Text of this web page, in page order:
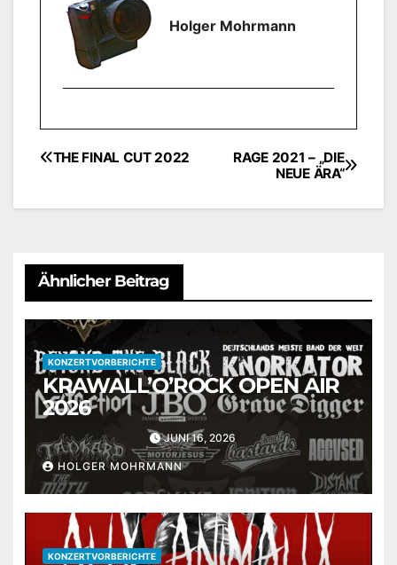
Holger Mohrmann
Beitragsnavigation
RAGE 2021 – „DIE
NEUE ÄRA“
THE FINAL CUT 2022
Ähnlicher Beitrag
KONZERTVORBERICHTE
KRAWALL’O’ROCK OPEN AIR
2026
JUNI 16, 2026
HOLGER MOHRMANN
KONZERTVORBERICHTE